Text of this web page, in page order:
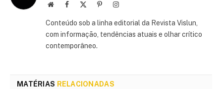
Site Facebook PinterestInstagram
Conteúdo sob a linha editorial da Revista Vislun,
com informação, tendências atuais e olhar crítico
contemporâneo.
MATÉRIAS RELACIONADAS